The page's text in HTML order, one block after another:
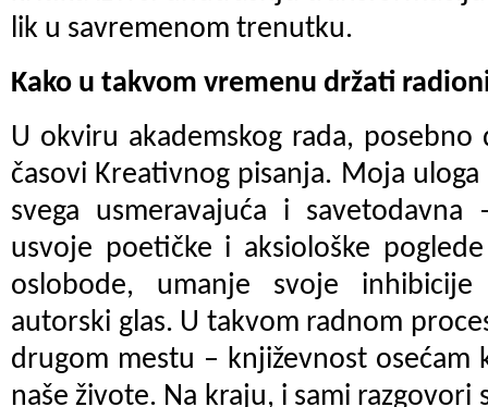
lik u savremenom trenutku.
Kako u takvom vremenu držati
U okviru akademskog rada, posebno
časovi Kreativnog pisanja. Moja
svega usmeravajuća i
usvoje poetičke i aksiološke
oslobode, umanje svoje
autorski glas. U takvom radnom
drugom mestu – književnost osećam
naše živote. Na kraju, i sami